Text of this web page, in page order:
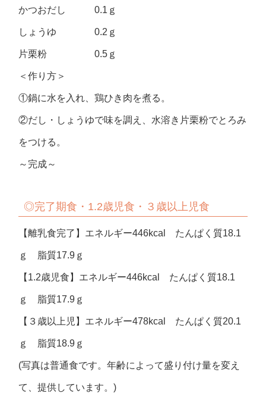
かつおだし 0.1ｇ
しょうゆ 0.2ｇ
片栗粉 0.5ｇ
＜作り方＞
①鍋に水を入れ、鶏ひき肉を煮る。
②だし・しょうゆで味を調え、水溶き片栗粉でとろみ
をつける。
～完成～
◎完了期食・1.2歳児食・３歳以上児食
【離乳食完了】エネルギー446kcal たんぱく質18.1
ｇ 脂質17.9ｇ
【1.2歳児食】エネルギー446kcal たんぱく質18.1
ｇ 脂質17.9ｇ
【３歳以上児】エネルギー478kcal たんぱく質20.1
ｇ 脂質18.9ｇ
(写真は普通食です。年齢によって盛り付け量を変え
て、提供しています。)